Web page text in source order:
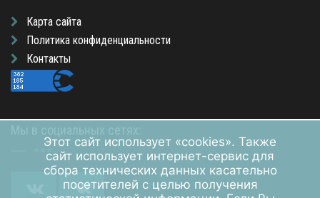
Карта сайта
Политика конфиденциальности
Контакты
Этот сайт использует «cookies». Также
сайт использует интернет-сервис для
сбора технических данных касательно
посетителей с целью получения